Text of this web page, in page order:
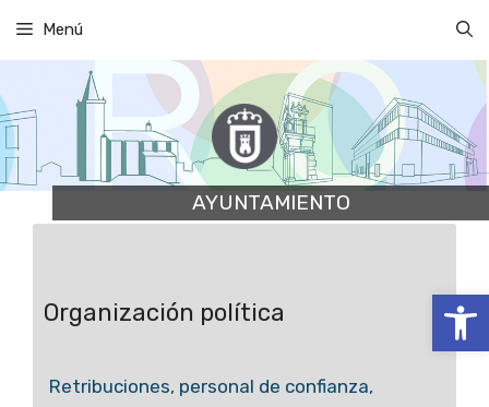
Abrir
contenido
Menú
AYUNTAMIENTO
Organización política
Retribuciones, personal de confianza,